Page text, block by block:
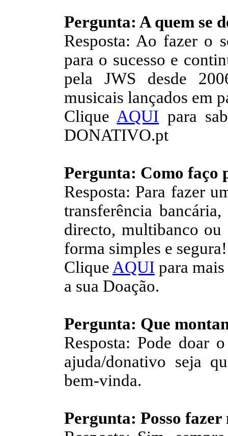
Pergunta: A quem se
Resposta: Ao fazer o
para o sucesso e
pela JWS desde
musicais lançados em
Clique AQUI para
DONATIVO.pt
Pergunta: Como faço
Resposta: Para fazer
transferência
directo, multibanco ou
forma simples e segura!
Clique AQUI para
a sua Doação.
Pergunta: Que
Resposta: Pode doar
ajuda/donativo seja
bem-vinda.
Pergunta: Posso